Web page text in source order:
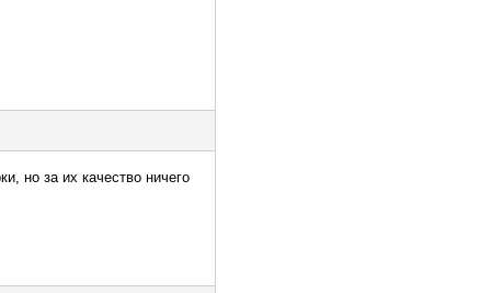
но за их качество ничего